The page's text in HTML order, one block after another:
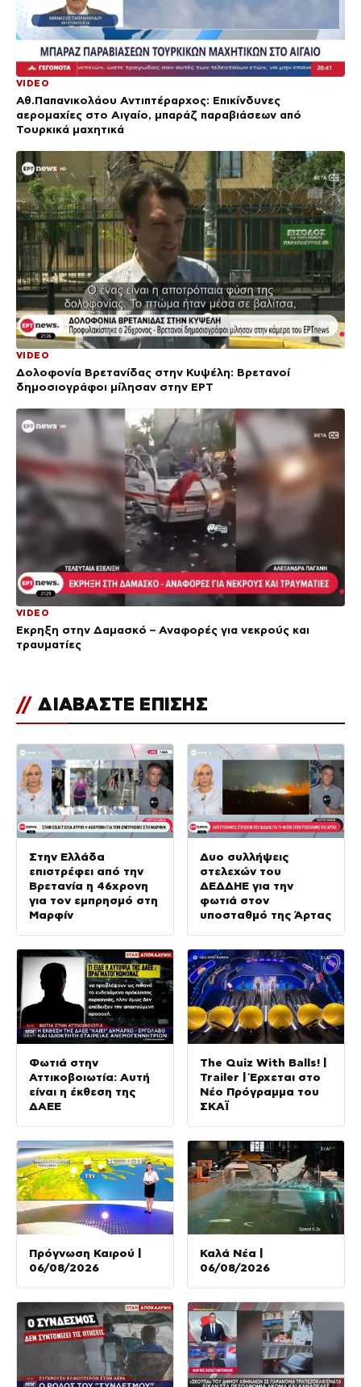
VIDEO
Αθ.Παπανικολάου Αντιπτέραρχος: Επικίνδυνες
αερομαχίες στο Αιγαίο, μπαράζ παραβιάσεων από
Τουρκικά μαχητικά
VIDEO
Δολοφονία Βρετανίδας στην Κυψέλη: Bρετανοί
δημοσιογράφοι μίλησαν στην ΕΡΤ
VIDEO
Έκρηξη στην Δαμασκό – Αναφορές για νεκρούς και
τραυματίες
// ΔΙΑΒΑΣΤΕ ΕΠΙΣΗΣ
Στην Ελλάδα
επιστρέφει από την
Βρετανία η 46χρονη
για τον εμπρησμό στη
Μαρφίν
Δυο συλλήψεις
στελεχών του
ΔΕΔΔΗΕ για την
φωτιά στον
υποσταθμό της Άρτας
Φωτιά στην
Αττικοβοιωτία: Αυτή
είναι η έκθεση της
ΔΑΕΕ
The Quiz With Balls! |
Trailer | Έρχεται στο
Νέο Πρόγραμμα του
ΣΚΑΪ
Πρόγνωση Καιρού |
06/08/2026
Καλά Νέα |
06/08/2026